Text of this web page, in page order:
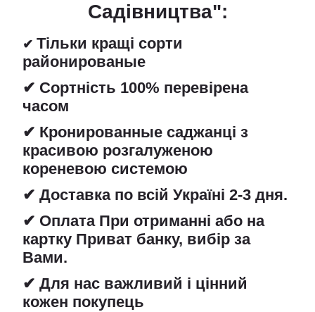
Садівництва":
✔ Тільки кращі сорти
районированые
✔ Сортність 100% перевірена
часом
✔ Кронированные саджанці з
красивою розгалуженою
кореневою системою
✔ Доставка по всій Україні 2-3 дня.
✔ Оплата При отриманні або на
картку Приват банку, вибір за
Вами.
✔ Для нас важливий і цінний
кожен покупець